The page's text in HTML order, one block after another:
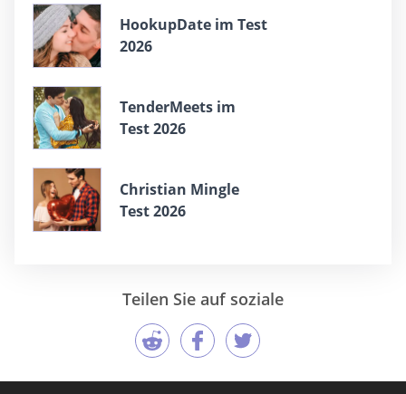
HookupDate im Test
2026
TenderMeets im
Test 2026
Christian Mingle
Test 2026
Teilen Sie auf soziale